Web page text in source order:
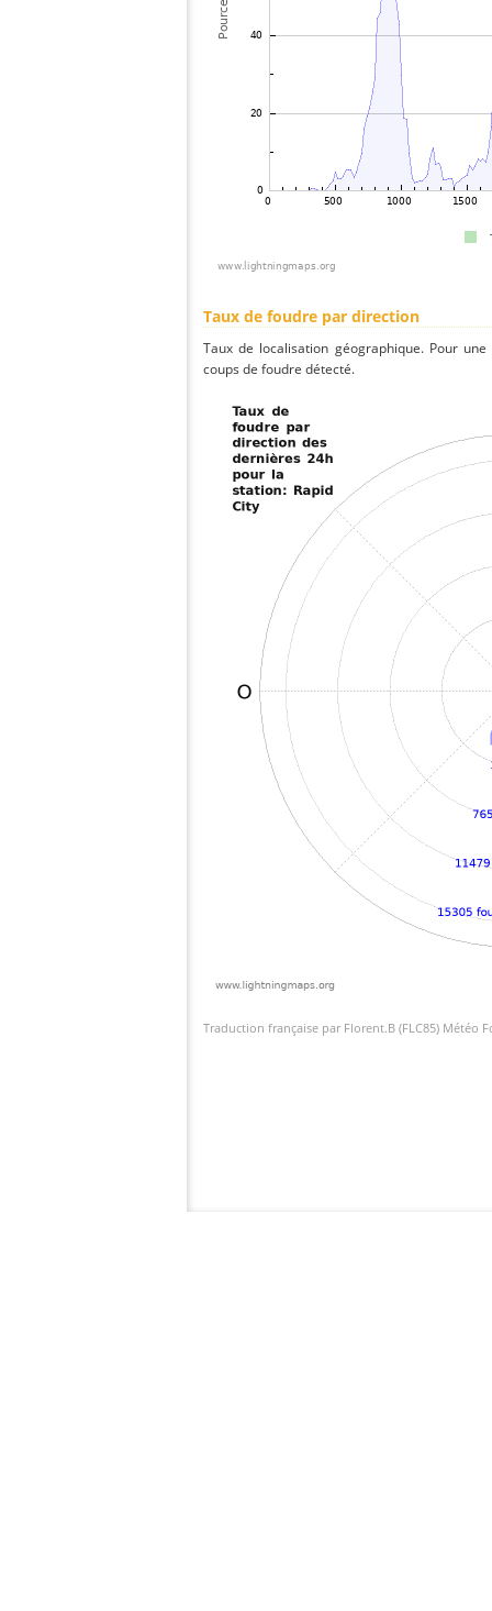
Taux de foudre par direction
Taux de localisation géographique. Pour
coups de foudre détecté.
Traduction française par Florent.B (FLC85) Météo